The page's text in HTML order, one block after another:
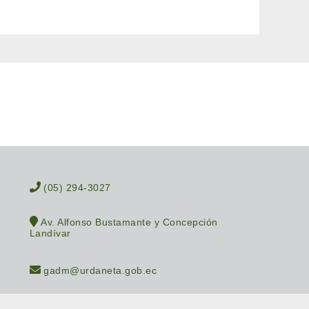
(05) 294-3027
Av. Alfonso Bustamante y Concepción
Landívar
gadm@urdaneta.gob.ec